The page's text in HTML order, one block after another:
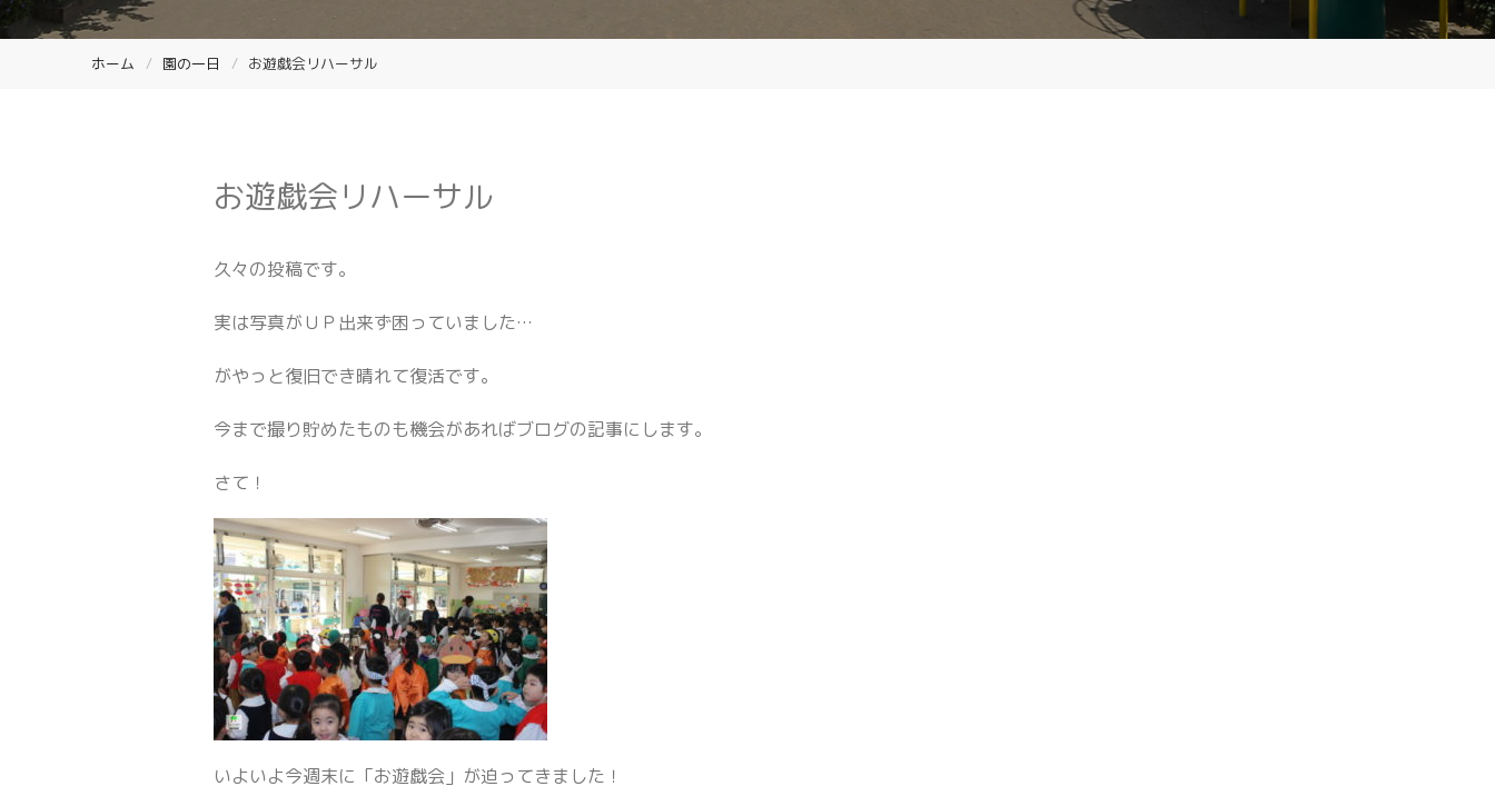
ホーム 園の一日 お遊戯会リハーサル
お遊戯会リハーサル
久々の投稿です。
実は写真がＵＰ出来ず困っていました…
がやっと復旧でき晴れて復活です。
今まで撮り貯めたものも機会があればブログの記事にします。
さて！
いよいよ今週末に「お遊戯会」が迫ってきました！